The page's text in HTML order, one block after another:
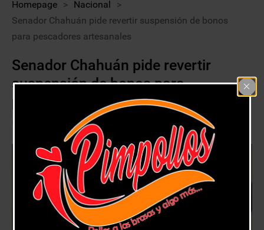
Homepage > Nacional
>
Senador Chahuán pide revertir suspensión de bonos
para pescadores artesanales
Senador Chahuán pide revertir
suspensión de bonos para
pescadores artesanales
Nacional